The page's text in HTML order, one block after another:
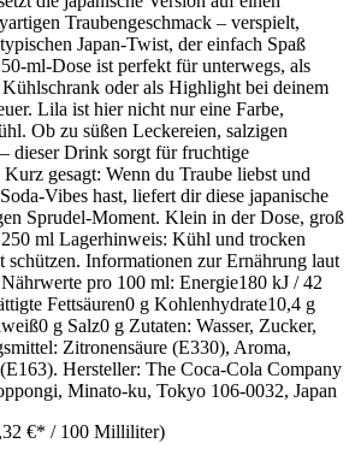
Traubengeschmack – verspielt,
Japan-Twist, der einfach Spaß
ml-Dose ist perfekt für unterwegs, als
oder als Highlight bei deinem
Lila ist hier nicht nur eine Farbe,
Ob zu süßen Leckereien, salzigen
dieser Drink sorgt für fruchtige
gesagt: Wenn du Traube liebst und
Vibes hast, liefert dir diese japanische
Sprudel-Moment. Klein in der Dose, groß
ml Lagerhinweis: Kühl und trocken
schützen. Informationen zur Ernährung laut
pro 100 ml: Energie180 kJ / 42
Fettsäuren0 g Kohlenhydrate10,4 g
g Salz0 g Zutaten: Wasser, Zucker,
Zitronensäure (E330), Aroma,
Hersteller: The Coca-Cola Company
Minato-ku, Tokyo 106-0032, Japan
€* / 100 Milliliter)